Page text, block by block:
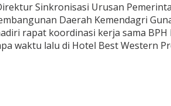
Sinkronisasi Urusan
Daerah Kemendagri
rapat koordinasi kerja sama BPH
waktu lalu di Hotel Best Western